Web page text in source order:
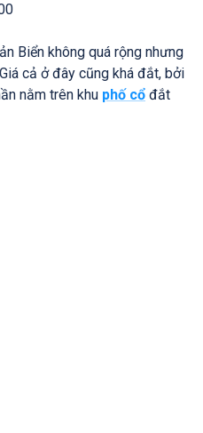
Biển không quá rộng nhưng
cả ở đây cũng khá đắt, bởi
nằm trên khu phố cổ đắt